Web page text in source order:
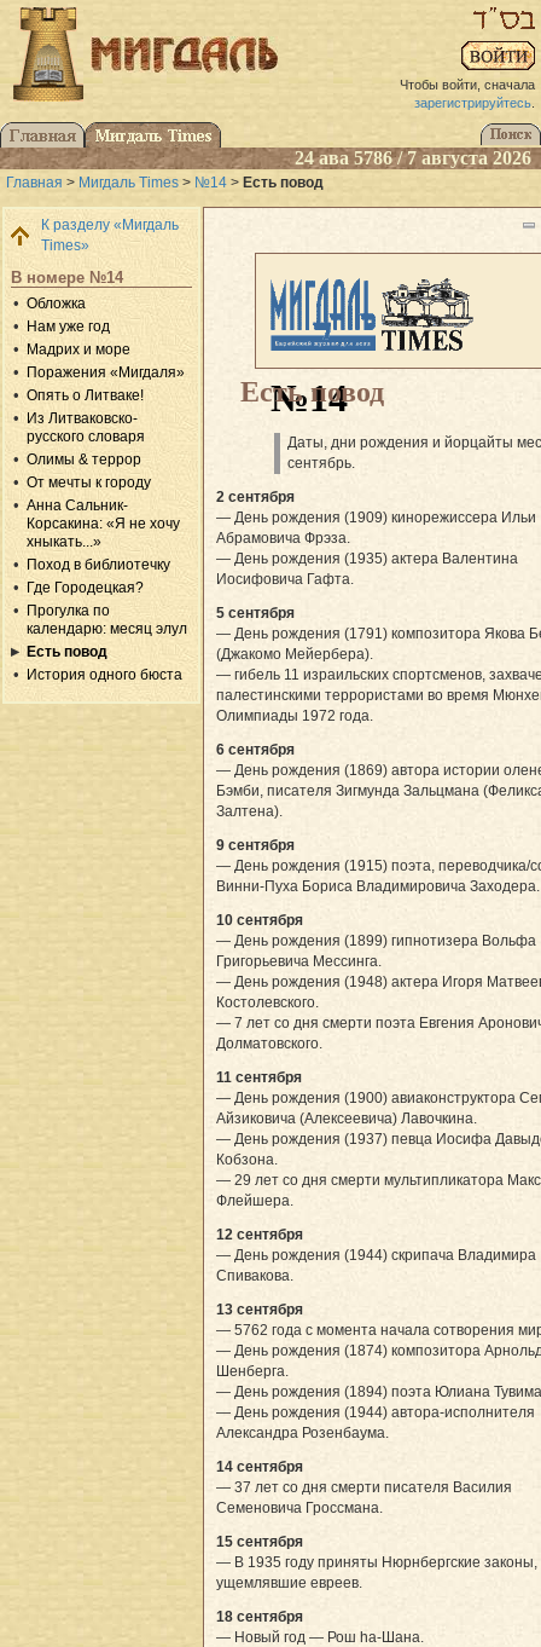
Чтобы войти, сначала
зарегистрируйтесь.
24 ава 5786 / 7 августа 2026
Главная > Мигдаль Times > №14 > Есть повод
К разделу «Мигдаль
Times»
В номере №14
Обложка
Нам уже год
Мадрих и море
Поражения «Мигдаля»
Опять о Литваке!
Из Литваковско-
русского словаря
Олимы & террор
От мечты к городу
Анна Сальник-
Корсакина: «Я не хочу
хныкать...»
Поход в библиотечку
Где Городецкая?
Прогулка по
календарю: месяц элул
Есть повод
История одного бюста
№14
Есть повод
Даты, дни рождения и йорцайты
сентябрь.
2 сентября
— День рождения (1909) кинорежиссера Ильи
Абрамовича Фрэза.
— День рождения (1935) актера Валентина
Иосифовича Гафта.
5 сентября
— День рождения (1791) композитора Якова
(Джакомо Мейербера).
— гибель 11 израильских спортсменов,
палестинскими террористами во время
Олимпиады 1972 года.
6 сентября
— День рождения (1869) автора истории
Бэмби, писателя Зигмунда Зальцмана
Залтена).
9 сентября
— День рождения (1915) поэта, переводчика/
Винни-Пуха Бориса Владимировича Заходера.
10 сентября
— День рождения (1899) гипнотизера Вольфа
Григорьевича Мессинга.
— День рождения (1948) актера Игоря
Костолевского.
— 7 лет со дня смерти поэта Евгения
Долматовского.
11 сентября
— День рождения (1900) авиаконструктора
Айзиковича (Алексеевича) Лавочкина.
— День рождения (1937) певца Иосифа
Кобзона.
— 29 лет со дня смерти мультипликатора
Флейшера.
12 сентября
— День рождения (1944) скрипача Владимира
Спивакова.
13 сентября
— 5762 года с момента начала сотворения
— День рождения (1874) композитора
Шенберга.
— День рождения (1894) поэта Юлиана
— День рождения (1944) автора-исполнителя
Александра Розенбаума.
14 сентября
— 37 лет со дня смерти писателя Василия
Семеновича Гроссмана.
15 сентября
— В 1935 году приняты Нюрнбергские законы,
ущемлявшие евреев.
18 сентября
— Новый год — Рош hа-Шана.